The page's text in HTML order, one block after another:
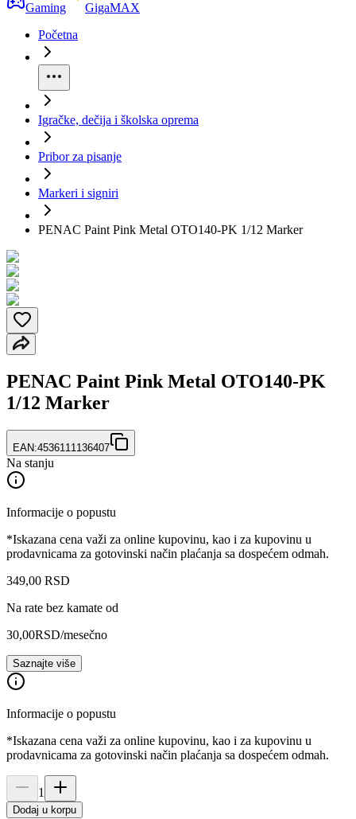
Gaming
GigaMAX
Početna
Igračke, dečija i školska oprema
Pribor za pisanje
Markeri i signiri
PENAC Paint Pink Metal OTO140-PK 1/12 Marker
PENAC Paint Pink Metal OTO140-PK
1/12 Marker
EAN:4536111136407
Na stanju
Informacije o popustu
*Iskazana cena važi za online kupovinu, kao i za kupovinu u
prodavnicama za gotovinski način plaćanja sa dospećem odmah.
349,00 RSD
Na rate bez kamate od
30,00RSD/mesečno
Saznajte više
Informacije o popustu
*Iskazana cena važi za online kupovinu, kao i za kupovinu u
prodavnicama za gotovinski način plaćanja sa dospećem odmah.
1
Dodaj u korpu